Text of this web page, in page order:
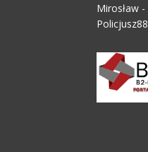
Mirosław-
Policjusz88